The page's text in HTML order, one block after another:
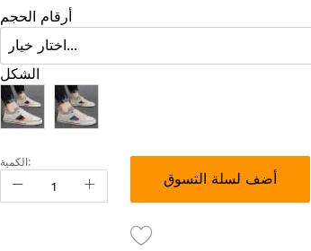
أرقام الحجم
الشكل
الكمية:
أضف لسلة التسوق